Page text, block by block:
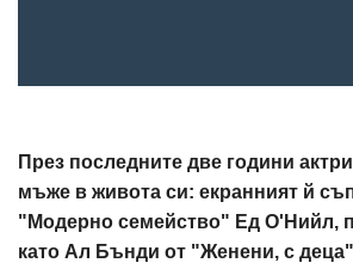
През последните две години
мъже в живота си: екранният й
"Модерно семейство" Ед О'Нийл,
като Ал Бънди от "Женени, с